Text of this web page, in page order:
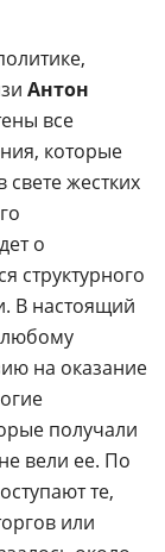
Антон
все
которые
жестких
о
структурного
В настоящий
любому
на оказание
получали
вели ее. По
те,
или